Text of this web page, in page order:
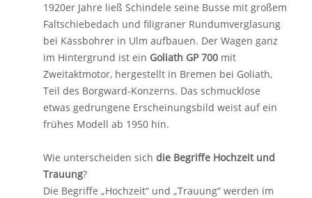
1920er Jahre ließ Schindele seine Busse mit großem
Faltschiebedach und filigraner Rundumverglasung
bei Kässbohrer in Ulm aufbauen. Der Wagen ganz
im Hintergrund ist ein Goliath GP 700 mit
Zweitaktmotor, hergestellt in Bremen bei Goliath,
Teil des Borgward-Konzerns. Das schmucklose
etwas gedrungene Erscheinungsbild weist auf ein
frühes Modell ab 1950 hin.
Wie unterscheiden sich die Begriffe Hochzeit und
Trauung?
Die Begriffe „Hochzeit“ und „Trauung“ werden im